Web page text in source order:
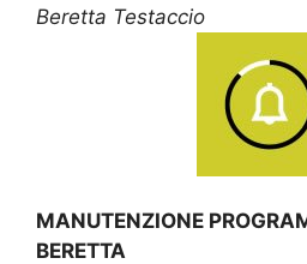
Beretta Testaccio
MANUTENZIONE
BERETTA